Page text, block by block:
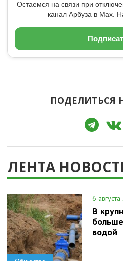
Остаемся на связи при
канал Арбуза в Max.
ПОДЕЛИТЬСЯ
ЛЕНТА
6
В
водой